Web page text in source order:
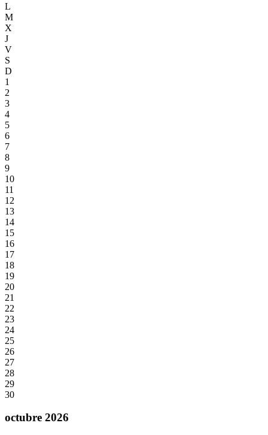
L
M
X
J
V
S
D
1
2
3
4
5
6
7
8
9
10
11
12
13
14
15
16
17
18
19
20
21
22
23
24
25
26
27
28
29
30
octubre 2026